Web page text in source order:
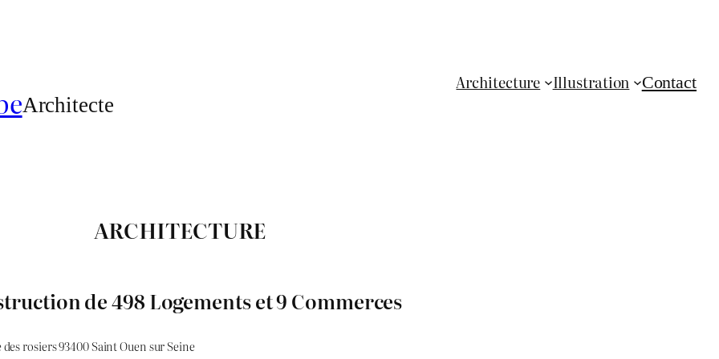
Architecte
Architecture Illustration Contact
ARCHITECTURE
de 498 Logements et 9 Commerces
des rosiers 93400 Saint Ouen sur Seine